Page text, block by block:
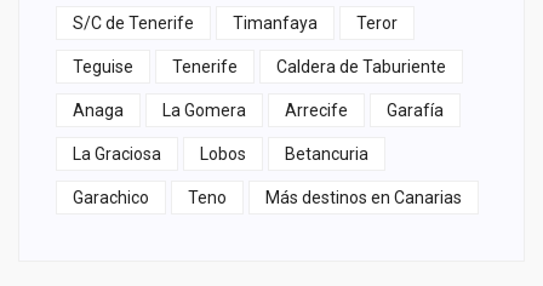
S/C de Tenerife Timanfaya Teror
Teguise Tenerife Caldera de Taburiente
Anaga La Gomera Arrecife Garafía
La Graciosa Lobos Betancuria
Garachico Teno Más destinos en Canarias